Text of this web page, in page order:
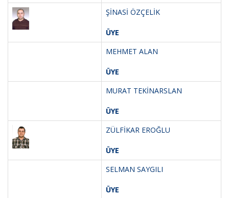
ŞİNASİ ÖZÇELİK
ÜYE
MEHMET ALAN
ÜYE
MURAT TEKİNARSLAN
ÜYE
ZÜLFİKAR EROĞLU
ÜYE
SELMAN SAYGILI
ÜYE